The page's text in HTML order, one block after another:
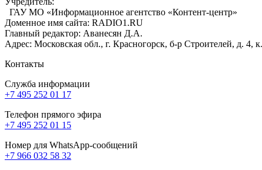
ГАУ МО «Информационное агентство «Контент-центр»
Доменное имя сайта: RADIO1.RU
Главный редактор: Аванесян Д.А.
Адрес: Московская обл., г. Красногорск, б-р Строителей, д.
Контакты
Служба информации
+7 495 252 01 17
Телефон прямого эфира
+7 495 252 01 15
Номер для WhatsApp-сообщений
+7 966 032 58 32